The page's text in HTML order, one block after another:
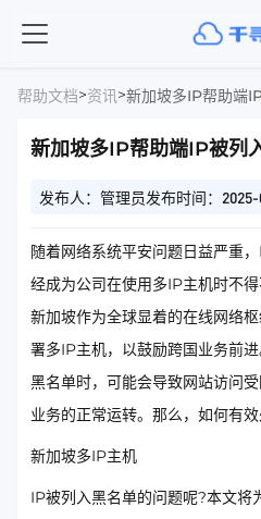
帮助文档>资讯>新加坡多IP帮助端
新加坡多IP帮助端IP被列
发布人：管理员发布时间：2025-
随着网络系统平安问题日益严重
经成为公司在使用多IP主机时不
新加坡作为全球显着的在线网络
署多IP主机，以鼓励跨国业务前
黑名单时，可能会导致网站访问
业务的正常运转。那么，如何有
新加坡多IP主机
IP被列入黑名单的问题呢?本文将